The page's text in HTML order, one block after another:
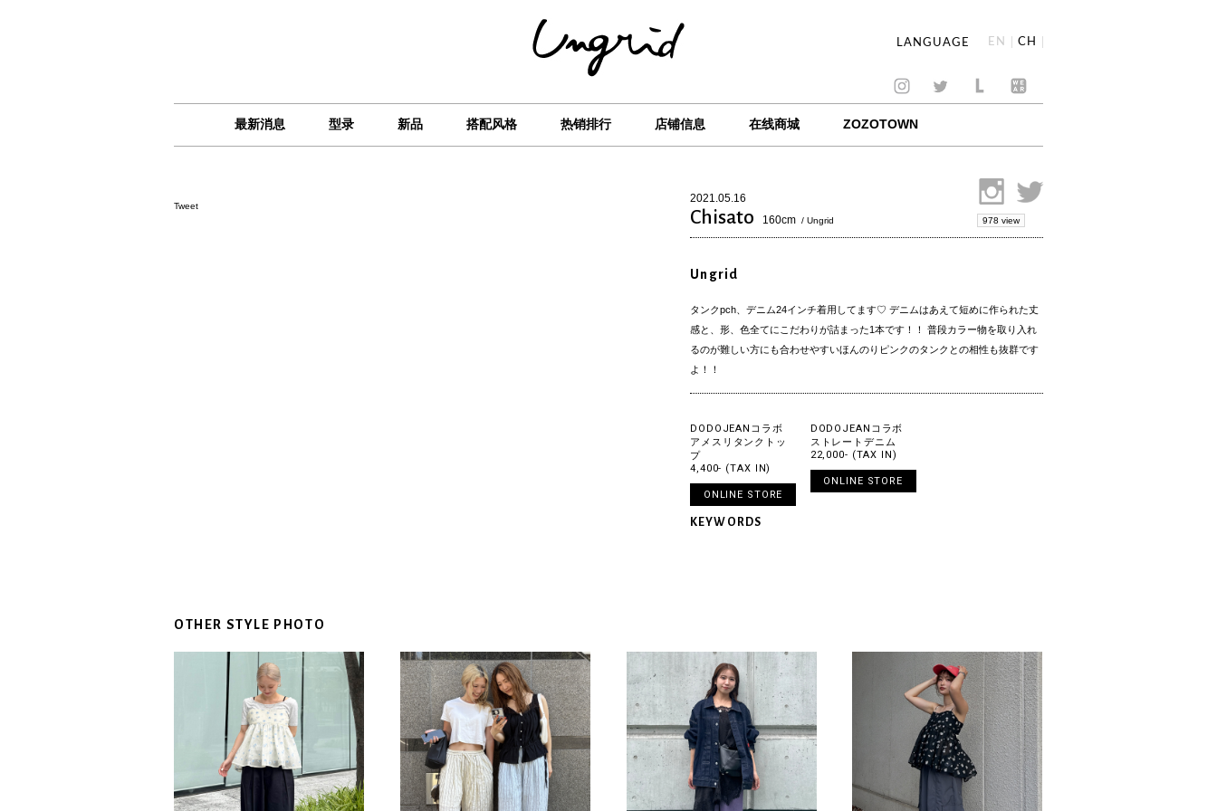
LANGUAGE EN CH
最新消息 型录 新品 搭配风格 热销排行 店铺信息 在线商城 ZOZOTOWN
Tweet
2021.05.16
Chisato 160cm / Ungrid 978 view
Ungrid
タンクpch、デニム24インチ着用してます♡ デニムはあえて短めに作られた丈
感と、形、色全てにこだわりが詰まった1本です！！ 普段カラー物を取り入れ
るのが難しい方にも合わせやすいほんのりピンクのタンクとの相性も抜群です
よ！！
DODOJEANコラボ
アメスリタンクトッ
プ
4,400- (TAX IN)
ONLINE STORE
DODOJEANコラボ
ストレートデニム
22,000- (TAX IN)
ONLINE STORE
KEYWORDS
OTHER STYLE PHOTO